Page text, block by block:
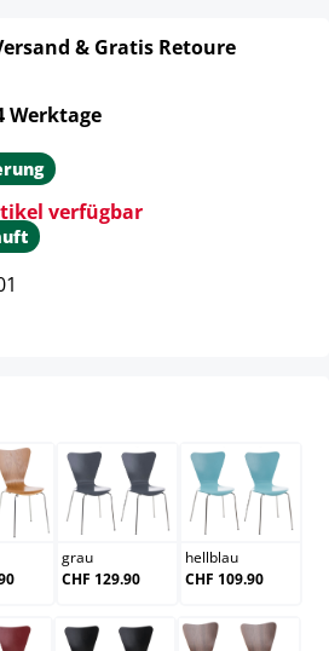
& Gratis Retoure
Werktage
verfügbar
anzeigen
grau
grau
CHF 129.90
hellblau
hellblau
CHF 109.90